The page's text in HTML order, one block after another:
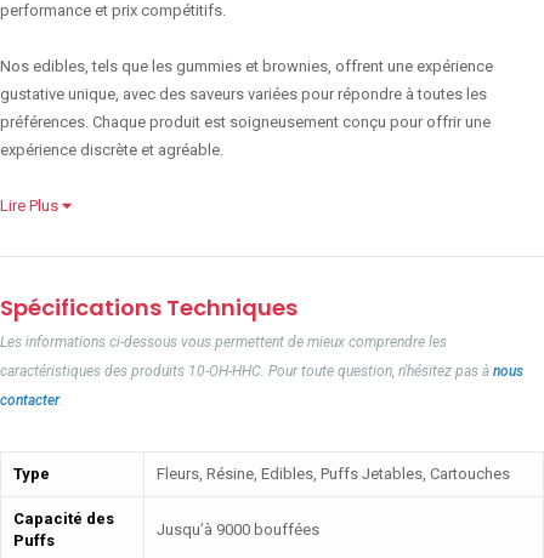
performance et prix compétitifs.
Nos edibles, tels que les gummies et brownies, offrent une expérience
gustative unique, avec des saveurs variées pour répondre à toutes les
préférences. Chaque produit est soigneusement conçu pour offrir une
expérience discrète et agréable.
Lire Plus
Spécifications Techniques
Les informations ci-dessous vous permettent de mieux comprendre les
caractéristiques des produits 10-OH-HHC. Pour toute question, n'hésitez pas à nous
contacter.
Type Fleurs, Résine, Edibles, Puffs Jetables, Cartouches
Capacité des
Puffs
Jusqu’à 9000 bouffées